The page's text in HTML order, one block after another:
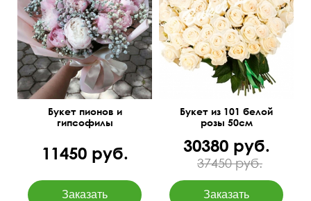
Букет пионов и
гипсофилы
11450 руб.
Под атласную ленту
Букет из 101 белой
розы 50см
30380 руб.
37450 руб.